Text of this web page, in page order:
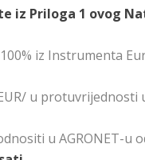
iz Priloga 1 ovog
iz Instrumenta
u protuvrijednosti
u AGRONET-u